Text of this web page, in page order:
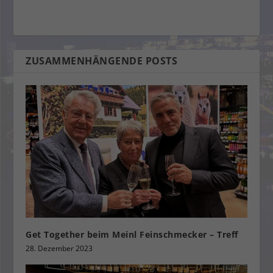
ZUSAMMENHÄNGENDE POSTS
Get Together beim Meinl Feinschmecker – Treff
28. Dezember 2023